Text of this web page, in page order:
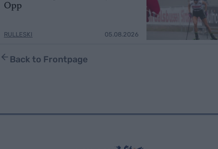
Opp
RULLESKI 05.08.2026
Back to Frontpage